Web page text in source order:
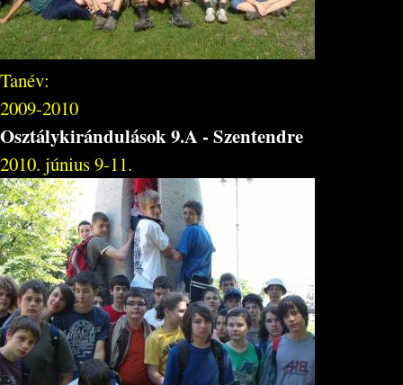
Tanév:
2009-2010
Osztálykirándulások 9.A - Szentendre
2010. június 9-11.